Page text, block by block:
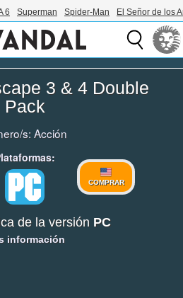
6 Superman Spider-Man El Señor de los
3 & 4 Double
Pack
s: Acción
COMPRAR
de la versión PC
información